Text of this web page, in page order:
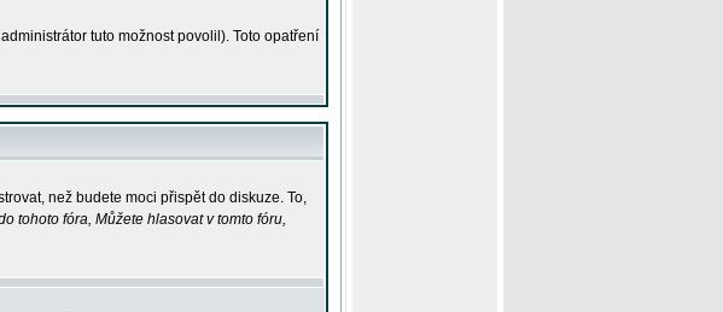
tuto možnost povolil). Toto opatření
než budete moci přispět do diskuze. To,
tohoto fóra, Můžete hlasovat v tomto fóru,